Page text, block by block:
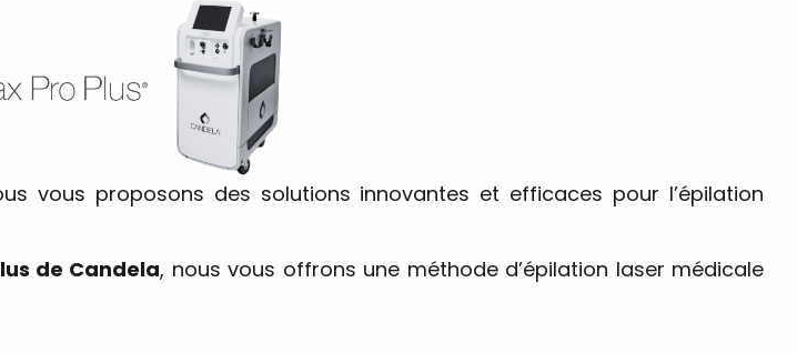
vous proposons des solutions innovantes et efficaces pour l’épilation
de Candela, nous vous offrons une méthode d’épilation laser médicale